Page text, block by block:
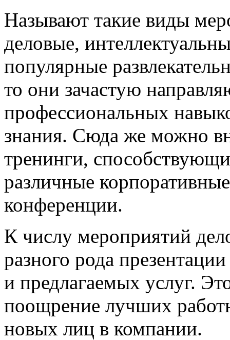
Называют такие виды
деловые,
популярные
то они зачастую
профессиональных
знания. Сюда же можно
тренинги,
различные
конференции.
К числу мероприятий
разного рода
и предлагаемых услуг.
поощрение лучших
новых лиц в компании.